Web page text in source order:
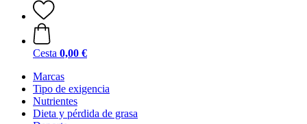
Cesta 0,00 €
Marcas
Tipo de exigencia
Nutrientes
Dieta y pérdida de grasa